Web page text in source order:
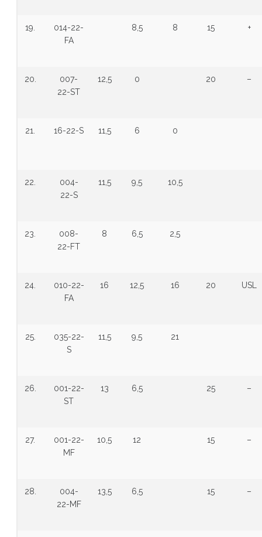
19.
014-22-
FA
8,5 8 15 +
20.
007-
22-ST
12,5 0 20 –
21. 16-22-S 11,5 6 0
22.
004-
22-S
11,5 9,5 10,5
23.
008-
22-FT
8 6,5 2,5
24.
010-22-
FA
16 12,5 16 20 USL
25.
035-22-
S
11,5 9,5 21
26.
001-22-
ST
13 6,5 25 –
27.
001-22-
MF
10,5 12 15 –
28.
004-
22-MF
13,5 6,5 15 –